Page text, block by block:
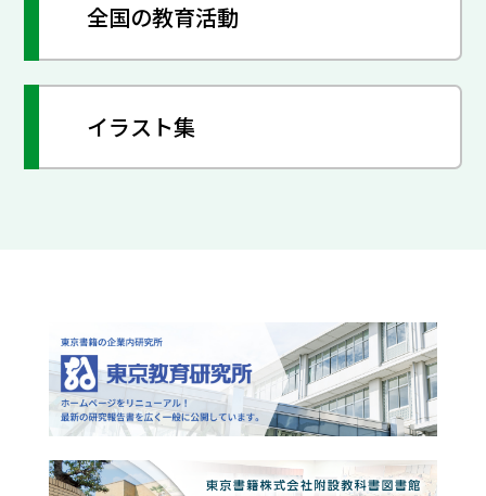
全国の教育活動
イラスト集